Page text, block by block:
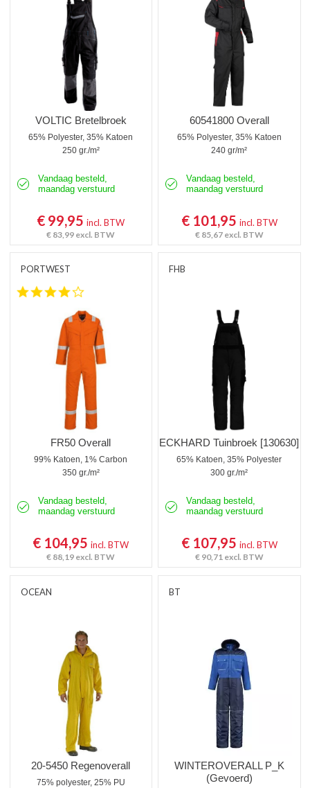
VOLTIC Bretelbroek
65% Polyester, 35% Katoen
250 gr./m²
Vandaag besteld,
maandag verstuurd
€ 99,95incl. BTW
€ 83,99 excl. BTW
60541800 Overall
65% Polyester, 35% Katoen
240 gr/m²
Vandaag besteld,
maandag verstuurd
€ 101,95 incl. BTW
€ 85,67 excl. BTW
PORTWEST
4.0 star rating
FR50 Overall
99% Katoen, 1% Carbon
350 gr./m²
Vandaag besteld,
maandag verstuurd
€ 104,95incl. BTW
€ 88,19 excl. BTW
FHB
ECKHARD Tuinbroek [130630]
65% Katoen, 35% Polyester
300 gr./m²
Vandaag besteld,
maandag verstuurd
€ 107,95 incl. BTW
€ 90,71 excl. BTW
OCEAN
20-5450 Regenoverall
75% polyester, 25% PU
BT
WINTEROVERALL P_K
(Gevoerd)